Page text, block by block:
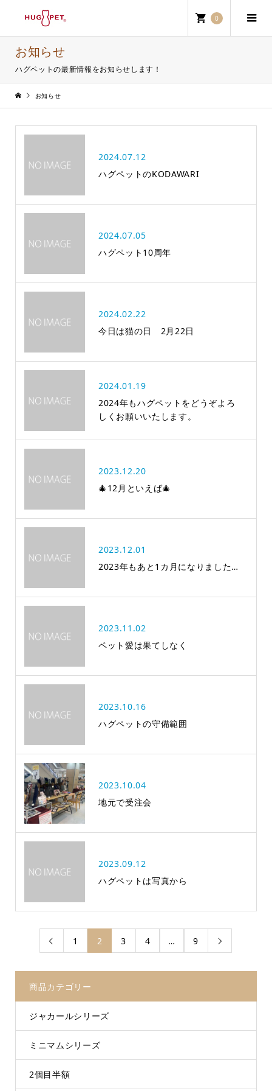
0
お知らせ
ハグペットの最新情報をお知らせします！
お知らせ
2024.07.12
ハグペットのKODAWARI
2024.07.05
ハグペット10周年
2024.02.22
今日は猫の日 2月22日
2024.01.19
2024年もハグペットをどうぞよろ
しくお願いいたします。
2023.12.20
🎄12月といえば🎄
2023.12.01
2023年もあと1カ月になりました…
2023.11.02
ペット愛は果てしなく
2023.10.16
ハグペットの守備範囲
2023.10.04
地元で受注会
2023.09.12
ハグペットは写真から
 1 2 3 4 … 9 
商品カテゴリー
ジャカールシリーズ
ミニマムシリーズ
2個目半額